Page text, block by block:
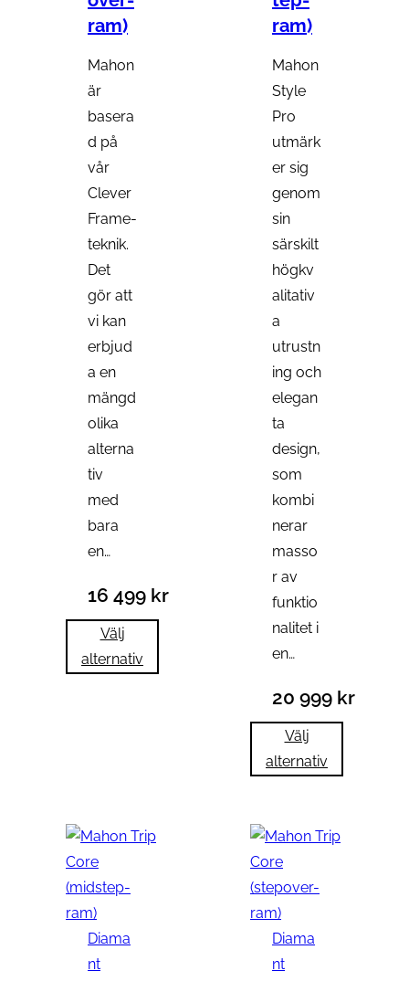
ram)
Mahon
är
basera
d på
vår
Clever
Frame-
teknik.
Det
gör att
vi kan
erbjud
a en
mängd
olika
alterna
tiv
med
bara
en…
16 499 kr
Välj
alternativ
ram)
Mahon
Style
Pro
utmärk
er sig
genom
sin
särskilt
högkv
alitativ
a
utrustn
ing och
elegan
ta
design,
som
kombi
nerar
masso
r av
funktio
nalitet i
en…
20 999 kr
Välj
alternativ
Diama
nt
Diama
nt